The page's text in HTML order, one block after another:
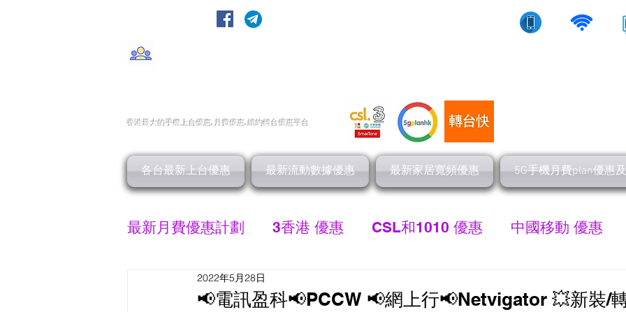
香港最大的手機上台優惠, 月費優惠,續約轉台優惠平台
各台最新上台優惠 最新流動數據優惠 最新家居寬頻優惠 5G手機月費plan優惠
最新月費優惠計劃 3香港 優惠 CSL和1010 優惠 中國移動 優惠
SMARTONE 優惠
📢電訊盈科📢PCCW 📢網上行📢Netvigator 💥新裝/
2022年5月28日